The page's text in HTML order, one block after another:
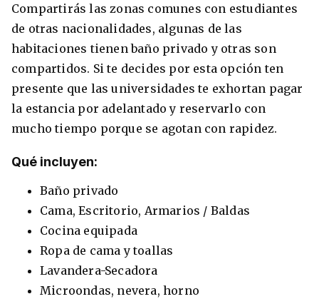
Compartirás las zonas comunes con estudiantes
de otras nacionalidades, algunas de las
habitaciones tienen baño privado y otras son
compartidos. Si te decides por esta opción ten
presente que las universidades te exhortan pagar
la estancia por adelantado y reservarlo con
mucho tiempo porque se agotan con rapidez.
Qué incluyen:
Baño privado
Cama, Escritorio, Armarios / Baldas
Cocina equipada
Ropa de cama y toallas
Lavandera-Secadora
Microondas, nevera, horno